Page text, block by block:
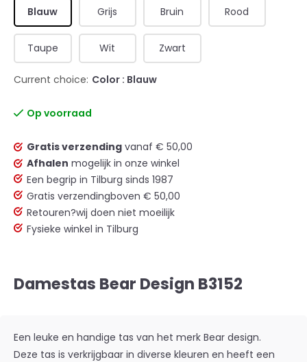
Blauw Grijs Bruin Rood
Taupe Wit Zwart
Current choice: Color : Blauw
Op voorraad
Gratis verzending vanaf € 50,00
Afhalen mogelijk in onze winkel
Een begrip in Tilburg sinds 1987
Gratis verzendingboven € 50,00
Retouren?wij doen niet moeilijk
Fysieke winkel in Tilburg
Damestas Bear Design B3152
Een leuke en handige tas van het merk Bear design.
Deze tas is verkrijgbaar in diverse kleuren en heeft een